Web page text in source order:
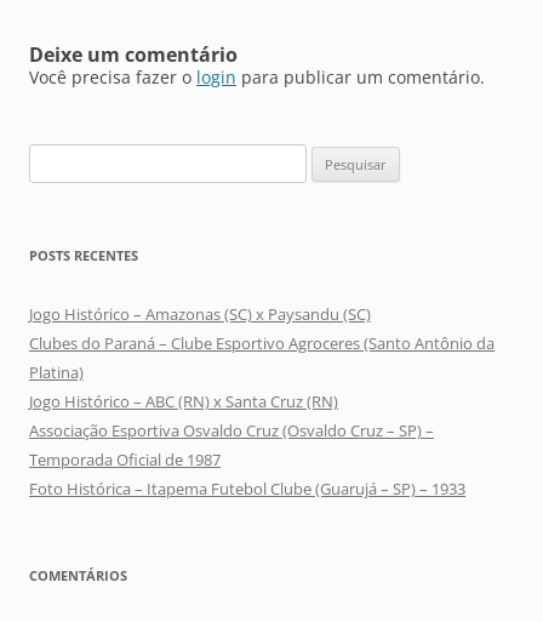
Deixe um comentário
Você precisa fazer o login para publicar um comentário.
por:
POSTS RECENTES
Jogo Histórico – Amazonas (SC) x Paysandu (SC)
Clubes do Paraná – Clube Esportivo Agroceres (Santo Antônio da
Platina)
Jogo Histórico – ABC (RN) x Santa Cruz (RN)
Associação Esportiva Osvaldo Cruz (Osvaldo Cruz – SP) –
Temporada Oficial de 1987
Foto Histórica – Itapema Futebol Clube (Guarujá – SP) – 1933
COMENTÁRIOS